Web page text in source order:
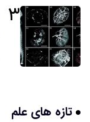
۳
تازه های علم